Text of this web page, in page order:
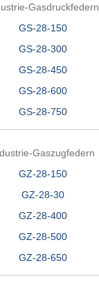
Gasdruckfedern
GS-28-150
GS-28-300
GS-28-450
GS-28-600
GS-28-750
Gaszugfedern
GZ-28-150
GZ-28-30
GZ-28-400
GZ-28-500
GZ-28-650